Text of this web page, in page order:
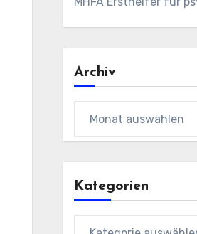
Archiv
Kategorien